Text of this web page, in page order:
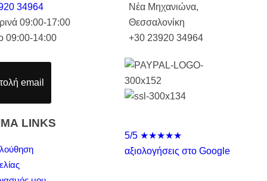
34964
09:00-17:00
09:00-14:00
email
LINKS
Νέα Μηχανιώνα,
Θεσσαλονίκη
+30 23920 34964
5/5 ★★★★★
αξιολογήσεις στο Google